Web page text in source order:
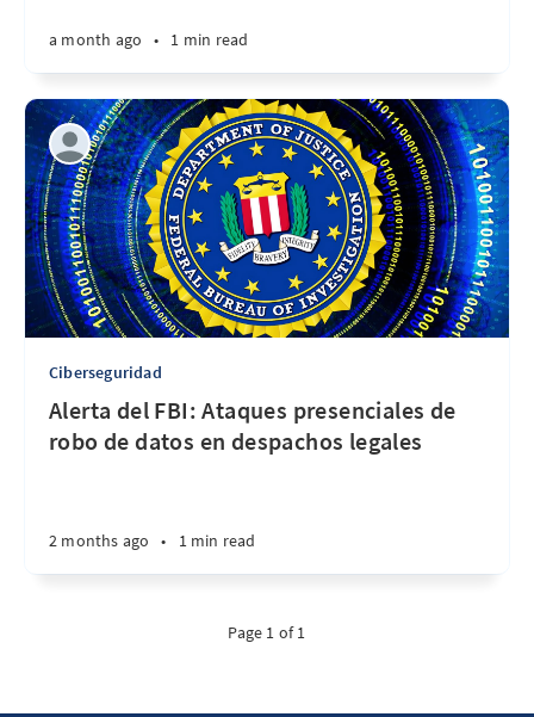
a month ago • 1 min read
Ciberseguridad
Alerta del FBI: Ataques presenciales de
robo de datos en despachos legales
2 months ago • 1 min read
Page 1 of 1